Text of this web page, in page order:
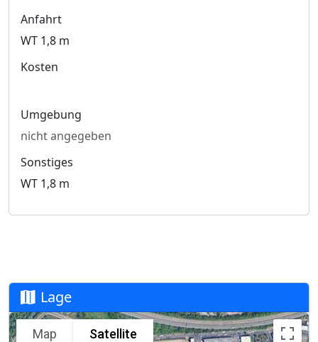
Anfahrt
WT 1,8 m
Kosten
Umgebung
nicht angegeben
Sonstiges
WT 1,8 m
Lage
Map Satellite